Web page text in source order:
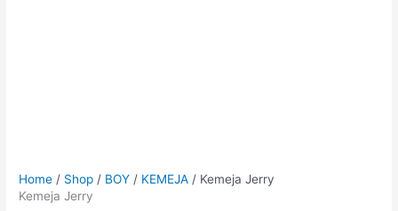
Home / Shop / BOY / KEMEJA / Kemeja Jerry
Kemeja Jerry